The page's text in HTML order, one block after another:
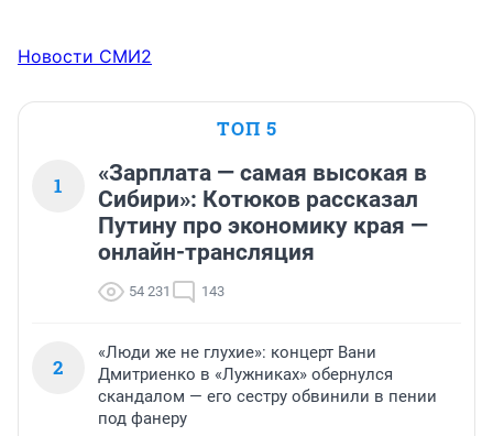
Новости СМИ2
ТОП 5
1
«Зарплата — самая высокая в
Сибири»: Котюков рассказал
Путину про экономику края —
онлайн-трансляция
54 231 143
2
«Люди же не глухие»: концерт Вани
Дмитриенко в «Лужниках» обернулся
скандалом — его сестру обвинили в пении
под фанеру